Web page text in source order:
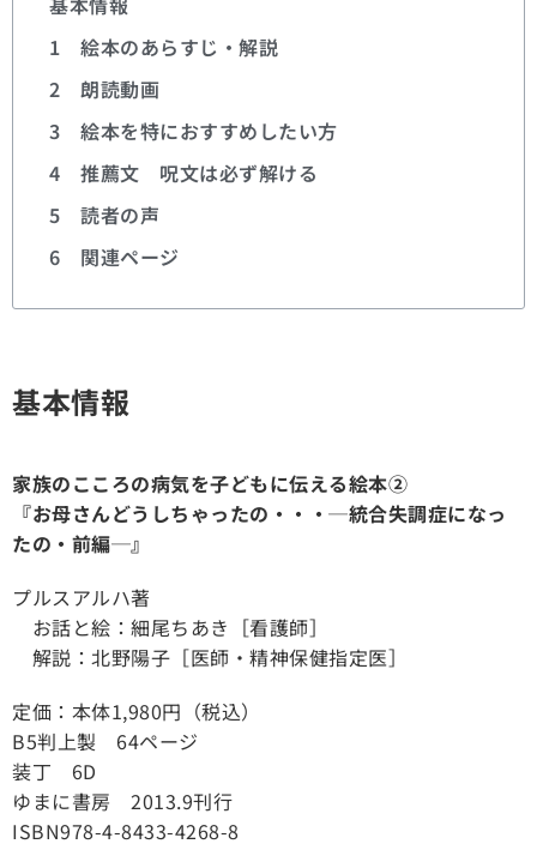
1 絵本のあらすじ・解説
2 朗読動画
3 絵本を特におすすめしたい方
4 推薦文 呪文は必ず解ける
5 読者の声
6 関連ページ
基本情報
家族のこころの病気を子どもに伝える絵本②
『お母さんどうしちゃったの・・・─統合失調症になっ
たの・前編─』
プルスアルハ著
お話と絵：細尾ちあき［看護師］
解説：北野陽子［医師・精神保健指定医］
定価：本体1,980円（税込）
B5判上製 64ページ
装丁 6D
ゆまに書房 2013.9刊行
ISBN978-4-8433-4268-8